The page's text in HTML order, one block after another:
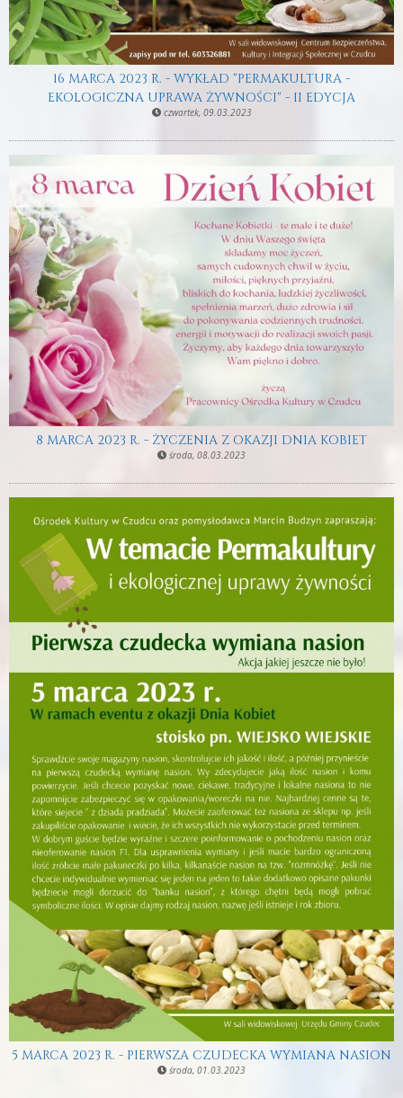
16 MARCA 2023 R. - WYKŁAD "PERMAKULTURA -
EKOLOGICZNA UPRAWA ŻYWNOŚCI" - II EDYCJA
czwartek, 09.03.2023
8 MARCA 2023 R. - ŻYCZENIA Z OKAZJI DNIA KOBIET
środa, 08.03.2023
5 MARCA 2023 R. - PIERWSZA CZUDECKA WYMIANA NASION
środa, 01.03.2023